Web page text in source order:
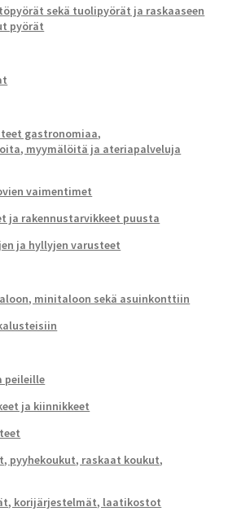
sekä tuolipyörät ja raskaaseen
pyörät
gastronomiaa,
myymälöitä ja ateriapalveluja
vaimentimet
ja rakennustarvikkeet puusta
ja hyllyjen varusteet
minitaloon sekä asuinkonttiin
peileille
ja kiinnikkeet
pyyhekoukut, raskaat koukut,
korijärjestelmät, laatikostot